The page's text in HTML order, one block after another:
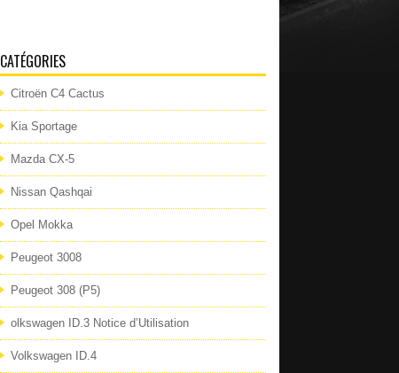
CATÉGORIES
Citroën C4 Cactus
Kia Sportage
Mazda CX-5
Nissan Qashqai
Opel Mokka
Peugeot 3008
Peugeot 308 (P5)
olkswagen ID.3 Notice d’Utilisation
Volkswagen ID.4